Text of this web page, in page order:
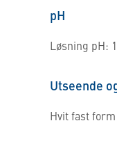
pH
Løsning pH:
Utseende
Hvit fast form